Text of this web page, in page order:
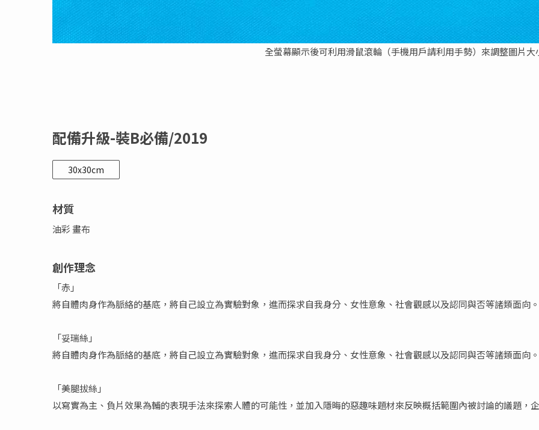
全螢幕顯示後可利用滑鼠滾輪（手機用戶請利用手勢）來調整圖片大
配備升級-裝B必備/2019
30x30cm
材質
油彩 畫布
創作理念
「赤」
將自體肉身作為脈絡的基底，將自己設立為實驗對象，進而探求自我身分、女性意象、社會觀感以及認同與否等諸類面向。
「妥瑞絲」
將自體肉身作為脈絡的基底，將自己設立為實驗對象，進而探求自我身分、女性意象、社會觀感以及認同與否等諸類面向。
「美腿拔絲」
以寫實為主、負片效果為輔的表現手法來探索人體的可能性，並加入隱晦的惡趣味題材來反映概括範圍內被討論的議題，